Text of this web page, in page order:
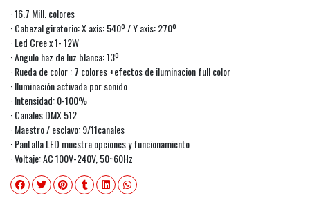
· 16.7 Mill. colores
· Cabezal giratorio: X axis: 540º / Y axis: 270º
· Led Cree x 1- 12W
· Angulo haz de luz blanca: 13º
· Rueda de color : 7 colores +efectos de iluminacion full color
· Iluminación activada por sonido
· Intensidad: 0-100%
· Canales DMX 512
· Maestro / esclavo: 9/11canales
· Pantalla LED muestra opciones y funcionamiento
· Voltaje: AC 100V-240V, 50~60Hz